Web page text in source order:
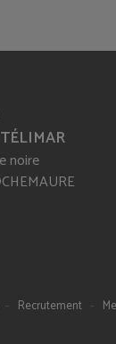
noire
- Recrutement -